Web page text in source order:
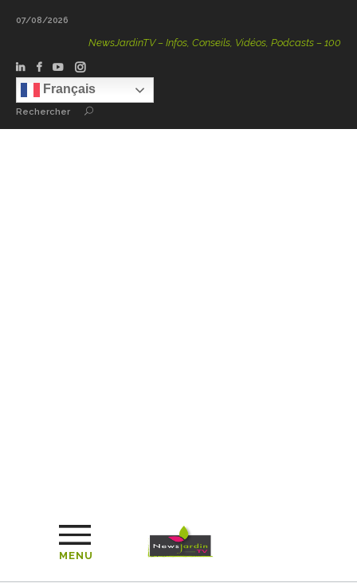
07/08/2026
NewsJardinTV – Infos, Conseils, Vidéos, Podcasts – 100 % Nature
Français
Rechercher
MENU